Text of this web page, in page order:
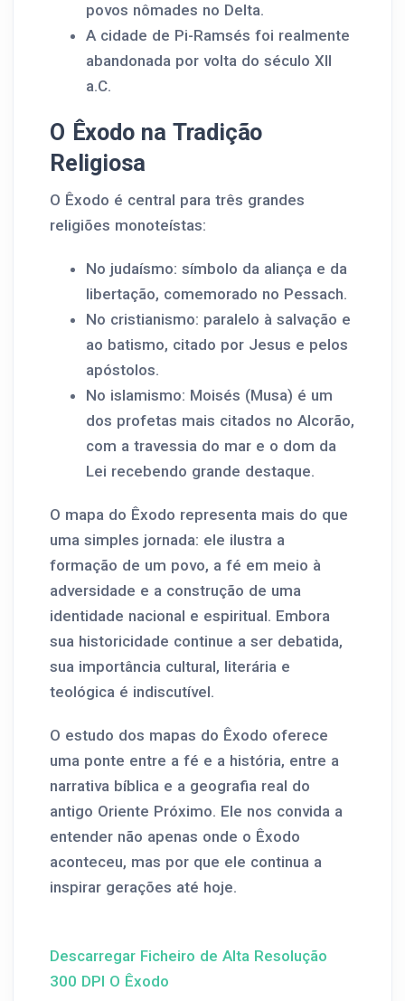
povos nômades no Delta.
A cidade de Pi-Ramsés foi realmente
abandonada por volta do século XII
a.C.
O Êxodo na Tradição
Religiosa
O Êxodo é central para três grandes
religiões monoteístas:
No judaísmo: símbolo da aliança e da
libertação, comemorado no Pessach.
No cristianismo: paralelo à salvação e
ao batismo, citado por Jesus e pelos
apóstolos.
No islamismo: Moisés (Musa) é um
dos profetas mais citados no Alcorão,
com a travessia do mar e o dom da
Lei recebendo grande destaque.
O mapa do Êxodo representa mais do que
uma simples jornada: ele ilustra a
formação de um povo, a fé em meio à
adversidade e a construção de uma
identidade nacional e espiritual. Embora
sua historicidade continue a ser debatida,
sua importância cultural, literária e
teológica é indiscutível.
O estudo dos mapas do Êxodo oferece
uma ponte entre a fé e a história, entre a
narrativa bíblica e a geografia real do
antigo Oriente Próximo. Ele nos convida a
entender não apenas onde o Êxodo
aconteceu, mas por que ele continua a
inspirar gerações até hoje.
Descarregar Ficheiro de Alta Resolução
300 DPI O Êxodo